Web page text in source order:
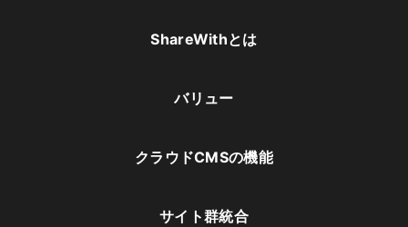
ShareWithとは
バリュー
クラウドCMSの機能
サイト群統合